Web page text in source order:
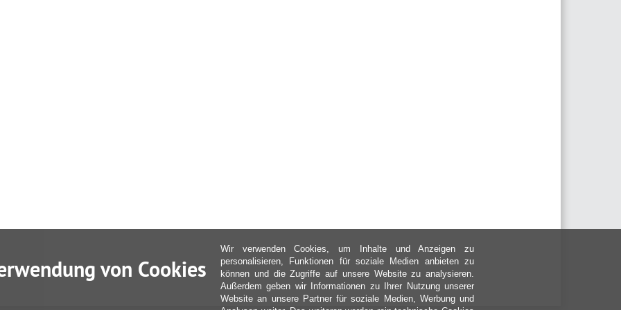
von Cookies
Wir verwenden Cookies, um Inhalte und Anzeigen zu
personalisieren, Funktionen für soziale Medien anbieten zu
können und die Zugriffe auf unsere Website zu analysieren.
Außerdem geben wir Informationen zu Ihrer Nutzung unserer
Website an unsere Partner für soziale Medien, Werbung und